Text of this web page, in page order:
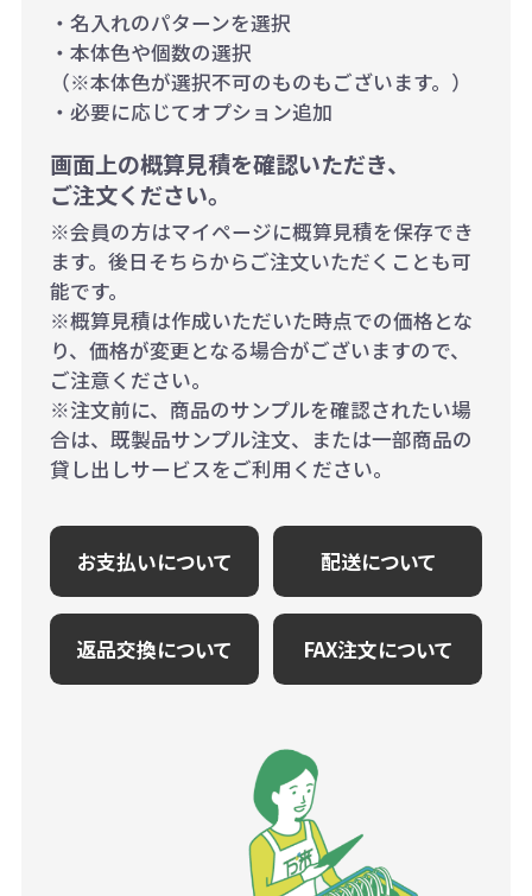
・名入れのパターンを選択
・本体色や個数の選択
（※本体色が選択不可のものもございます。）
・必要に応じてオプション追加
画面上の概算見積を確認いただき、
ご注文ください。
※会員の方はマイページに概算見積を保存でき
ます。後日そちらからご注文いただくことも可
能です。
※概算見積は作成いただいた時点での価格とな
り、価格が変更となる場合がございますので、
ご注意ください。
※注文前に、商品のサンプルを確認されたい場
合は、既製品サンプル注文、または一部商品の
貸し出しサービスをご利用ください。
お支払いについて 配送について
返品交換について FAX注文について